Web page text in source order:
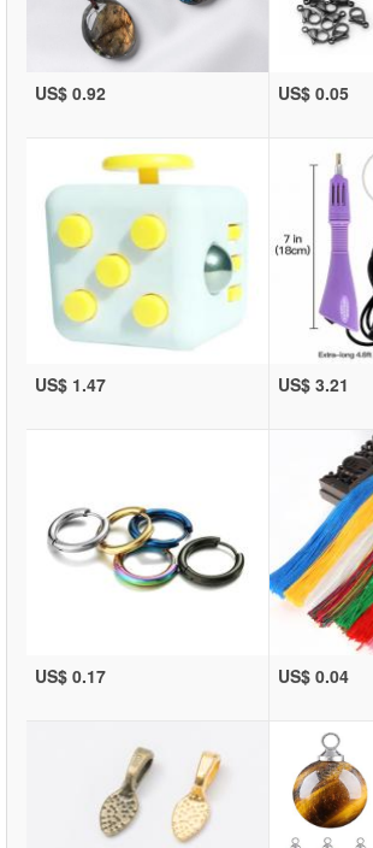
US$ 0.92 US$ 0.05
US$ 1.47 US$ 3.21
US$ 0.17 US$ 0.04